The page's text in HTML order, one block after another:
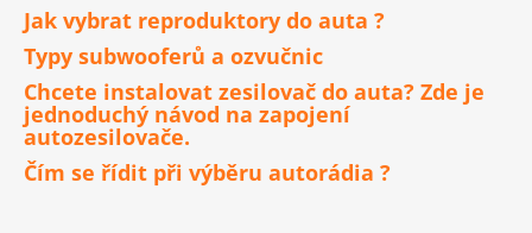
Jak vybrat reproduktory do auta ?
Typy subwooferů a ozvučnic
Chcete instalovat zesilovač do auta? Zde je
jednoduchý návod na zapojení
autozesilovače.
Čím se řídit při výběru autorádia ?